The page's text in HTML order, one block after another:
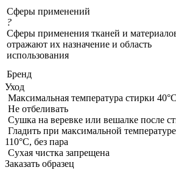
Сферы применений
?
Сферы применения тканей и
отражают их назначение и область
использования
Бренд
Уход
Максимальная температура стирки
Не отбеливать
Сушка на веревке или вешалке после
Гладить при максимальной
110°C, без пара
Сухая чистка запрещена
Заказать образец